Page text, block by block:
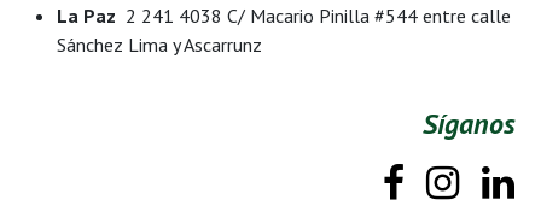
La Paz 2 241 4038 C/ Macario Pinilla #544 entre calle
Sánchez Lima y Ascarrunz
Síganos